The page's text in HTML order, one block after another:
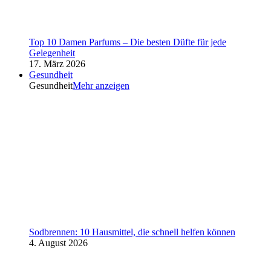
Top 10 Damen Parfums – Die besten Düfte für jede
Gelegenheit
17. März 2026
Gesundheit
GesundheitMehr anzeigen
Sodbrennen: 10 Hausmittel, die schnell helfen können
4. August 2026